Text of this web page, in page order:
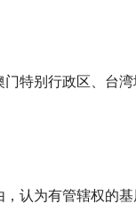
特别行政区、台湾
认为有管辖权的